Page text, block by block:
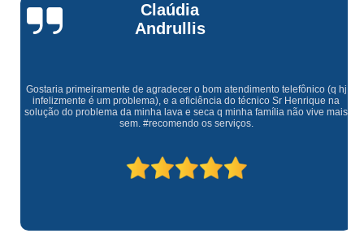
Claúdia
Andrullis
Gostaria primeiramente de agradecer o bom atendimento telefônico (q hj
infelizmente é um problema), e a eficiência do técnico Sr Henrique na
solução do problema da minha lava e seca q minha família não vive mais
sem. #recomendo os serviços.